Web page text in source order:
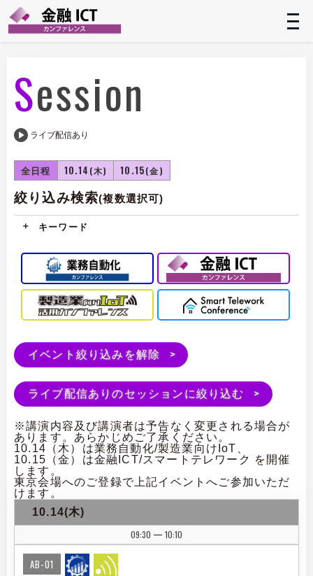
Session
全日程 10.14 (木) 10.15(金)
ライブ配信あり
絞り込み検索(複数選択可)
キーワード
イベント絞り込みを解除
ライブ配信ありのセッションに絞り込む
※講演内容及び講演者は予告なく変更される場合が
あります。あらかじめご了承ください。
10.14（木）は業務自動化/製造業向けIoT、
10.15（金）は金融ICT/スマートテレワーク を開催
します。
東京会場へのご登録で上記イベントへご参加いただ
けます。
10.14(木)
09:30
| 10:10
AB-01